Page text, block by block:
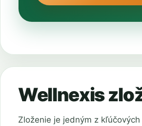
Wellnexis
Zloženie je jedným z